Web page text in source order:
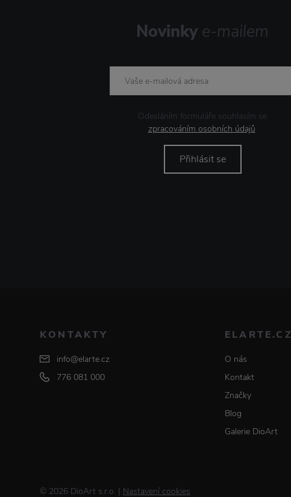
Novinky e-mailem
Odesláním formuláře souhlasím se
zpracováním osobních údajů.
Přihlásit se
KONTAKTY
info@elarte.cz
776 081 000
ELARTE.CZ
O nás
Kontakt
Značky
Blog
Galerie DioArt
© 2026 DioArt s.r.o. | Nastavení cookies